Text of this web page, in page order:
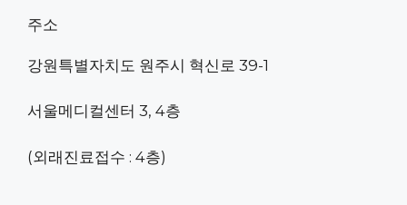
주소
강원특별자치도 원주시 혁신로 39-1
서울메디컬센터 3, 4층
(외래진료접수 : 4층)